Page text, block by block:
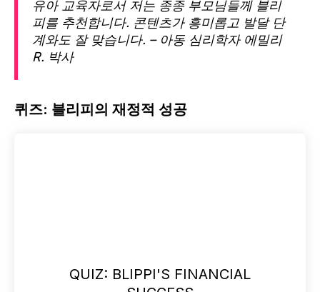
유아 교육자로서 저는 종종 부모님들께 블리
피를 추천합니다. 콘텐츠가 흥미롭고 발달 단
계와도 잘 맞습니다. – 아동 심리학자 에밀리
R. 박사
퀴즈: 블리피의 재정적 성공
QUIZ: BLIPPI'S FINANCIAL